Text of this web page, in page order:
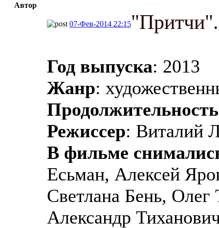
Автор
07-Фев-2014 22:15
Год выпуска: 2013
Жанр:
Продолжительность
Режиссер: Виталий
В фильме
Есьман, Алексей
Светлана Бень, Олег
Александр